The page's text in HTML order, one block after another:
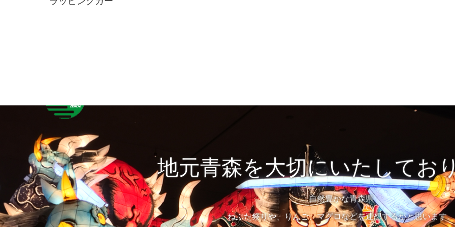
地元青森を大切にいたしてお
自然豊かな青森県
ねぶた祭りや、りんご、マグロなどを連想するかと思います。